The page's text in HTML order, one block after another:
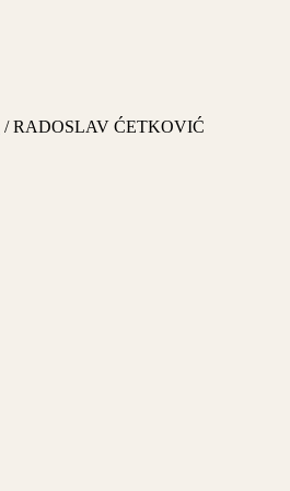
/ RADOSLAV ĆETKOVIĆ